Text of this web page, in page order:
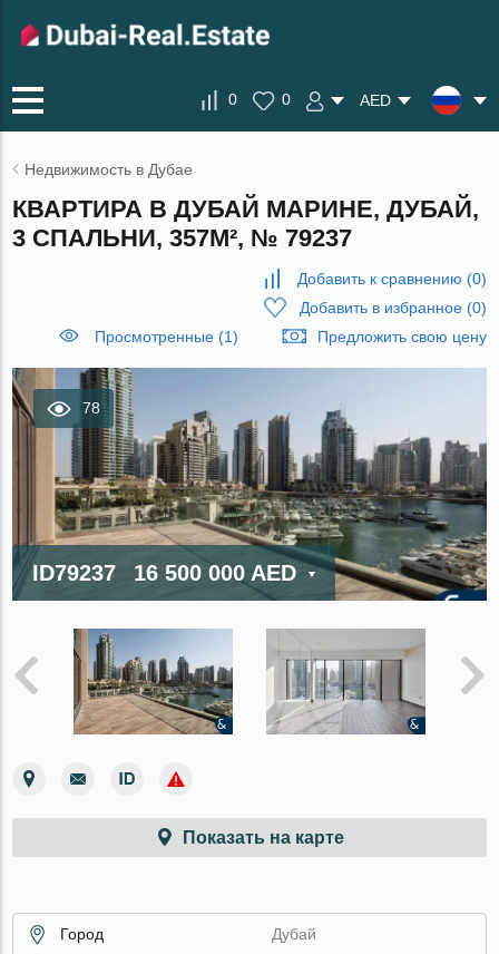
0 0 AED
Недвижимость в Дубае
КВАРТИРА В ДУБАЙ МАРИНЕ, ДУБАЙ,
3 СПАЛЬНИ, 357М², № 79237
Добавить к сравнению (0)
Добавить в избранное(0)
Просмотренные (1)
Предложить свою цену
78
ID79237 16 500 000 AED
Показать на карте
Город
Дубай